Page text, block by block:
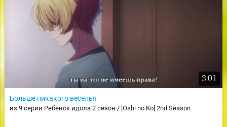
3:01
Больше никакого веселья
из 9 серии Ребёнок идола 2 сезон / [Oshi no Ko] 2nd Season